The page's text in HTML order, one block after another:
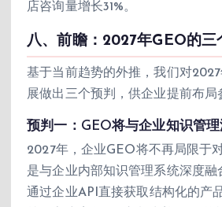
店咨询量增长31%。
八、前瞻：2027年GEO的三
基于当前趋势的外推，我们对
展做出三个预判，供企业提前布局
预判一：GEO将与企业知识管
2027年，企业GEO将不再局限于
是与企业内部知识管理系统深度融
通过企业API直接获取结构化的产